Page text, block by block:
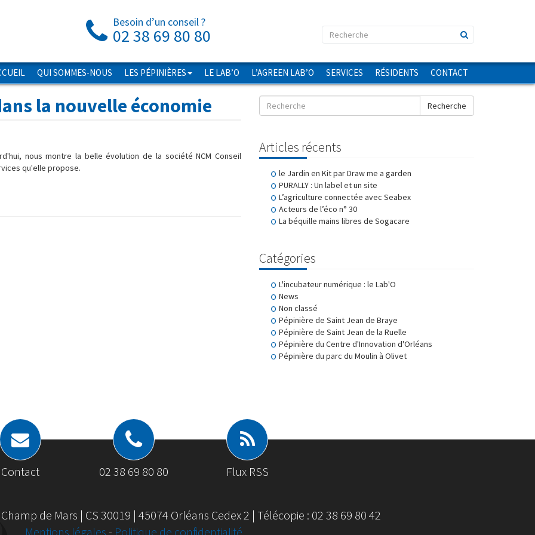
Besoin d’un conseil ?
02 38 69 80 80
QUI SOMMES-NOUS LES PÉPINIÈRES LE LAB’O L’AGREEN LAB’O SERVICES RÉSIDENTS CONTACT
la nouvelle économie
nous montre la belle évolution de la société NCM Conseil
qu'elle propose.
Recherche
Articles récents
le Jardin en Kit par Draw me a garden
PURALLY : Un label et un site
L’agriculture connectée avec Seabex
Acteurs de l’éco n° 30
La béquille mains libres de Sogacare
Catégories
L'incubateur numérique : le Lab'O
News
Non classé
Pépinière de Saint Jean de Braye
Pépinière de Saint Jean de la Ruelle
Pépinière du Centre d'Innovation d'Orléans
Pépinière du parc du Moulin à Olivet
Contact 02 38 69 80 80 Flux RSS
de Mars | CS 30019 | 45074 Orléans Cedex 2 | Télécopie : 02 38 69 80 42
Mentions légales - Politique de confidentialité